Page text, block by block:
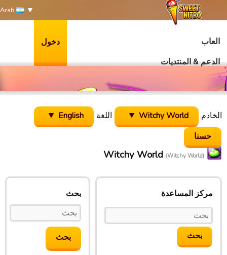
العاب
الدعم & المنتديات
دخول
الخادم Witchy World اللغة English
Witchy World (Witchy World)
مركز المساعدة بحث